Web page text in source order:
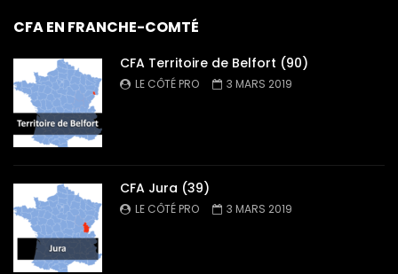
CFA EN FRANCHE-COMTÉ
CFA Territoire de Belfort (90)
LE CÔTÉ PRO 3 MARS 2019
CFA Jura (39)
LE CÔTÉ PRO 3 MARS 2019